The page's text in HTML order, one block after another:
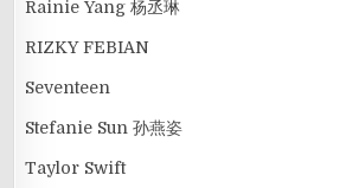
Rainie Yang 杨丞琳
RIZKY FEBIAN
Seventeen
Stefanie Sun 孙燕姿
Taylor Swift